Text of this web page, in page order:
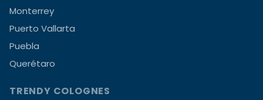
Monterrey
Puerto Vallarta
Puebla
Querétaro
TRENDY COLOGNES